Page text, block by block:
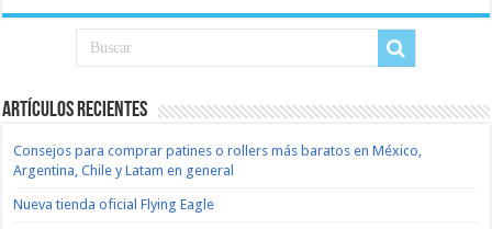
Artículos recientes
Consejos para comprar patines o rollers más baratos en México,
Argentina, Chile y Latam en general
Nueva tienda oficial Flying Eagle